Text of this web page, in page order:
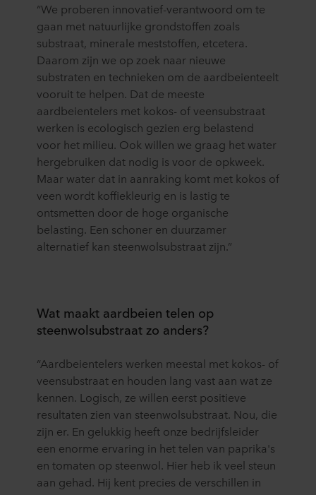
“We proberen innovatief-verantwoord om te
gaan met natuurlijke grondstoffen zoals
substraat, minerale meststoffen, etcetera.
Daarom zijn we op zoek naar nieuwe
substraten en technieken om de aardbeienteelt
vooruit te helpen. Dat de meeste
aardbeientelers met kokos- of veensubstraat
werken is ecologisch gezien erg belastend
voor het milieu. Ook willen we graag het water
hergebruiken dat nodig is voor de opkweek.
Maar water dat in aanraking komt met kokos of
veen wordt koffiekleurig en is lastig te
ontsmetten door de hoge organische
belasting. Een schoner en duurzamer
alternatief kan steenwolsubstraat zijn.”
Wat maakt aardbeien telen op
steenwolsubstraat zo anders?
“Aardbeientelers werken meestal met kokos- of
veensubstraat en houden lang vast aan wat ze
kennen. Logisch, ze willen eerst positieve
resultaten zien van steenwolsubstraat. Nou, die
zijn er. En gelukkig heeft onze bedrijfsleider
een enorme ervaring in het telen van paprika's
en tomaten op steenwol. Hier heb ik veel steun
aan gehad. Hij kent precies de verschillen in